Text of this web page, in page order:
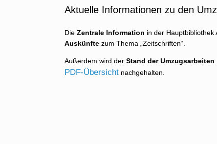
Aktuelle Informationen zu den
Die Zentrale Information in der Hauptbibliothek
Auskünfte zum Thema „Zeitschriften“.
Außerdem wird der Stand der Umzugsarbeiten
PDF-Übersicht nachgehalten.